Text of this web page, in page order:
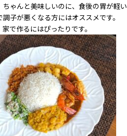
ゃんと美味しいのに、食後の胃が軽い
子が悪くなる方にはオススメです。
で作るにはぴったりです。